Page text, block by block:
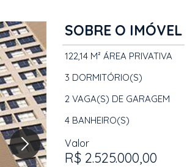
SOBRE O IMÓVEL
122,14 M² ÁREA PRIVATIVA
3 DORMITÓRIO(S)
2 VAGA(S) DE GARAGEM
4 BANHEIRO(S)
Valor
R$ 2.525.000,00